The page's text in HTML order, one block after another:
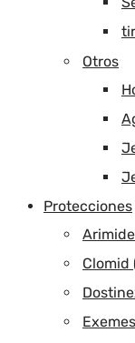
Otros
Protecciones
Clomid